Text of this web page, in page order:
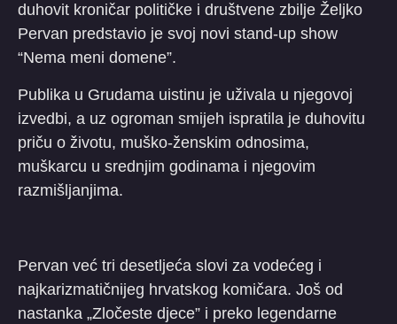
duhovit kroničar političke i društvene zbilje Željko
Pervan predstavio je svoj novi stand-up show
“Nema meni domene”.
Publika u Grudama uistinu je uživala u njegovoj
izvedbi, a uz ogroman smijeh ispratila je duhovitu
priču o životu, muško-ženskim odnosima,
muškarcu u srednjim godinama i njegovim
razmišljanjima.
Pervan već tri desetljeća slovi za vodećeg i
najkarizmatičnijeg hrvatskog komičara. Još od
nastanka „Zločeste djece” i preko legendarne